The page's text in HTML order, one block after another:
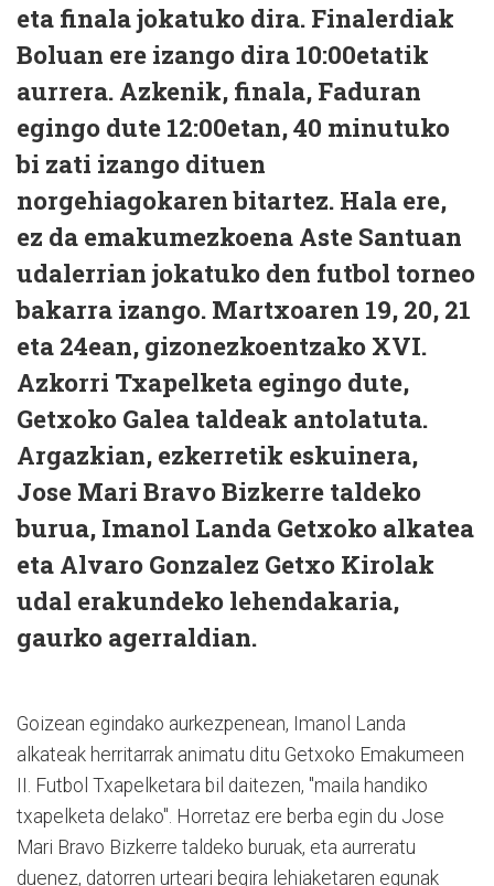
eta finala jokatuko dira. Finalerdiak
Boluan ere izango dira 10:00etatik
aurrera. Azkenik, finala, Faduran
egingo dute 12:00etan, 40 minutuko
bi zati izango dituen
norgehiagokaren bitartez. Hala ere,
ez da emakumezkoena Aste Santuan
udalerrian jokatuko den futbol torneo
bakarra izango. Martxoaren 19, 20, 21
eta 24ean, gizonezkoentzako XVI.
Azkorri Txapelketa egingo dute,
Getxoko Galea taldeak antolatuta.
Argazkian, ezkerretik eskuinera,
Jose Mari Bravo Bizkerre taldeko
burua, Imanol Landa Getxoko alkatea
eta Alvaro Gonzalez Getxo Kirolak
udal erakundeko lehendakaria,
gaurko agerraldian.
Goizean egindako aurkezpenean, Imanol Landa
alkateak herritarrak animatu ditu Getxoko Emakumeen
II. Futbol Txapelketara bil daitezen, "maila handiko
txapelketa delako". Horretaz ere berba egin du Jose
Mari Bravo Bizkerre taldeko buruak, eta aurreratu
duenez, datorren urteari begira lehiaketaren egunak